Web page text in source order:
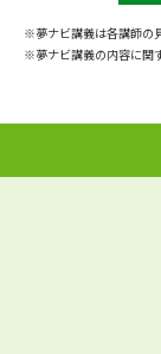
Ｑ＆Ａ よくあるご質問
※夢ナビ講義は各講師の
※夢ナビ講義の内容に関